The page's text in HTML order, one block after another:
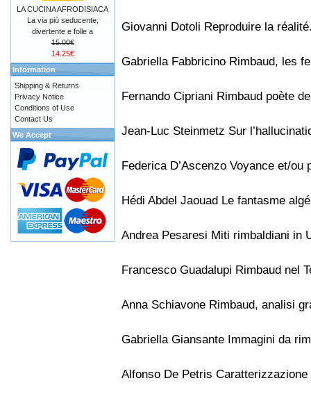
Giovanni Dotoli Reproduire la
Gabriella Fabbricino Rimbaud, les
Fernando Cipriani Rimbaud poète
Jean-Luc Steinmetz Sur
Federica D’Ascenzo Voyance et/
Hédi Abdel Jaouad Le fantasme
Andrea Pesaresi Miti rimbaldiani in
Francesco Guadalupi Rimbaud nel
Anna Schiavone Rimbaud, analisi
Gabriella Giansante Immagini da
Alfonso De Petris Caratterizzazione
LA CUCINA AFRODISIACA
La via più seducente,
divertente e folle a
15.00€
14.25€
Information
Shipping & Returns
Privacy Notice
Conditions of Use
Contact Us
We Accept